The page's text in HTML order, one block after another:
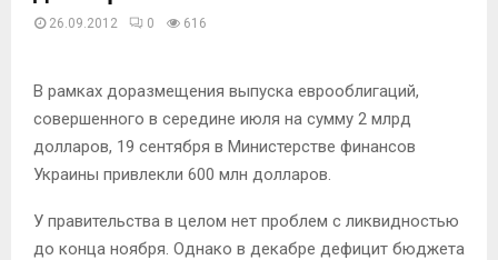
26.09.2012 0 616
В рамках доразмещения выпуска еврооблигаций,
совершенного в середине июля на сумму 2 млрд
долларов, 19 сентября в Министерстве финансов
Украины привлекли 600 млн долларов.
У правительства в целом нет проблем с ликвидностью
до конца ноября. Однако в декабре дефицит бюджета